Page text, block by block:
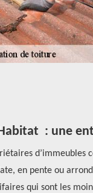
: une
en pente ou
qui sont les